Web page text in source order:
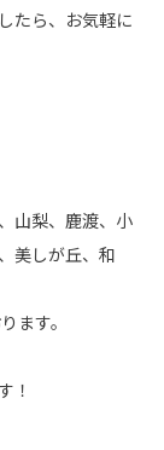
たら、お気軽に
山梨、鹿渡、小
美しが丘、和
ます。
！